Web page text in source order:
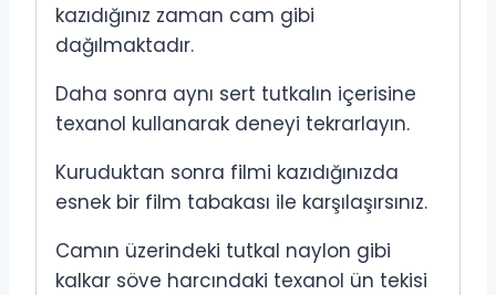
kazıdığınız zaman cam gibi
dağılmaktadır.
Daha sonra aynı sert tutkalın içerisine
texanol kullanarak deneyi tekrarlayın.
Kuruduktan sonra filmi kazıdığınızda
esnek bir film tabakası ile karşılaşırsınız.
Camın üzerindeki tutkal naylon gibi
kalkar söve harcındaki texanol ün tekisi